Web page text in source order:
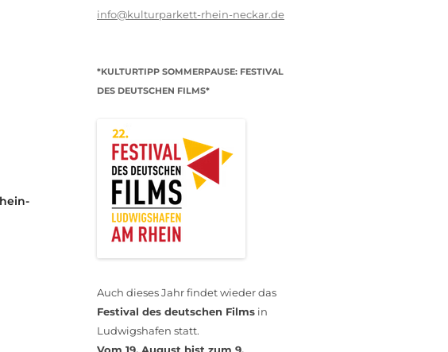
info@kulturparkett-rhein-neckar.de
*KULTURTIPP SOMMERPAUSE: FESTIVAL
DES DEUTSCHEN FILMS*
Auch dieses Jahr findet wieder das
Festival des deutschen Films in
Ludwigshafen statt.